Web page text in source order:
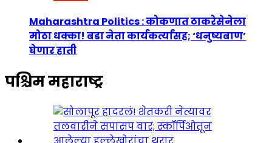
Maharashtra Politics : कोकणात ठाकरेसेनेला
मोठा धक्का! बडा नेता कार्यकर्त्यांसह; ‘धनुष्यबाण’
घेणार हाती
पश्चिम महाराष्ट्र